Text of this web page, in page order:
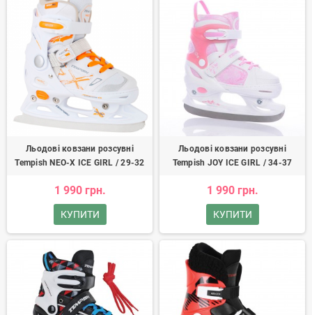
Льодові ковзани розсувні
Tempish NEO-X ICE GIRL / 29-32
1 990 грн.
КУПИТИ
Льодові ковзани розсувні
Tempish JOY ICE GIRL / 34-37
1 990 грн.
КУПИТИ